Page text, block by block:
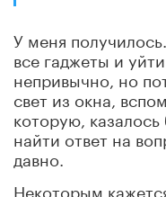
У меня
все гаджеты и
непривычно, но
свет из окна,
которую,
найти ответ на
давно.
Некоторым